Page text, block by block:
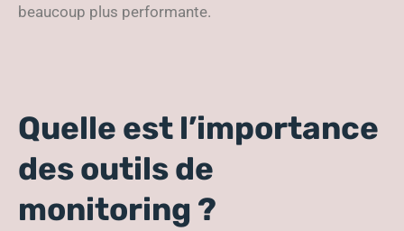
beaucoup plus performante.
Quelle est l’importance
des outils de
monitoring ?